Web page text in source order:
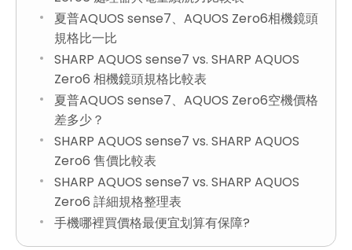
夏普AQUOS sense7、AQUOS Zero6相機鏡頭
規格比一比
SHARP AQUOS sense7 vs. SHARP AQUOS
Zero6 相機鏡頭規格比較表
夏普AQUOS sense7、AQUOS Zero6空機價格
差多少？
SHARP AQUOS sense7 vs. SHARP AQUOS
Zero6 售價比較表
SHARP AQUOS sense7 vs. SHARP AQUOS
Zero6 詳細規格整理表
手機哪裡買價格最便宜划算有保障?